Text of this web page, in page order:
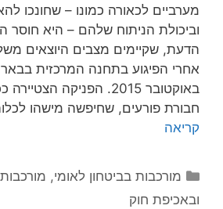
מערביים לכאורה כמונו – שחונכו
וביכולת הניתוח שלהם – היא חוסר
הדעת, שקיימים מצבים היוצאים
באוקטובר 2015. הפניקה
חבורת פורעים, שחיפשה מישהו
קריאה
קטגוריות
מורכבות בביטחון לאומי,
ובאכיפת חוק